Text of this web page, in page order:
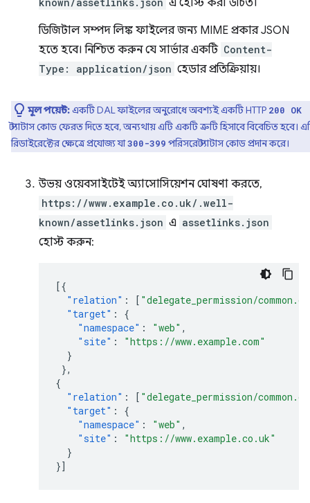
এ হোস্ট করা উচিত।
ডিজিটাল সম্পদ লিঙ্ক ফাইলের জন্য MIME প্রকার JSON
হতে হবে। নিশ্চিত করুন যে সার্ভার একটি Content-
Type: application/json হেডার প্রতিক্রিয়ায়।
মূল পয়েন্ট:একটি DAL ফাইলের অনুরোধে অবশ্যই একটি HTTP 200 OK
স্ট্যাটাস কোড ফেরত দিতে হবে, অন্যথায় এটি একটি ত্রুটি হিসাবে বিবেচিত হবে।
রিডাইরেক্টের ক্ষেত্রে প্রযোজ্য যা300-399 পরিসরে স্ট্যাটাস কোড প্রদান করে।
উভয় ওয়েবসাইটেই অ্যাসোসিয়েশন ঘোষণা করতে,
https://www.example.co.uk/.well-
known/assetlinks.json এ assetlinks.json
হোস্ট করুন:
[{
"relation" : [ "delegate_permission/
"target" :
{
"namespace" : "web" ,
"site" :
"https://www.example.com"
}
},
{
"relation" : [ "delegate_permission/
"target" :
{
"namespace" : "web" ,
"site" :
"https://www.example.co.uk"
}
}]